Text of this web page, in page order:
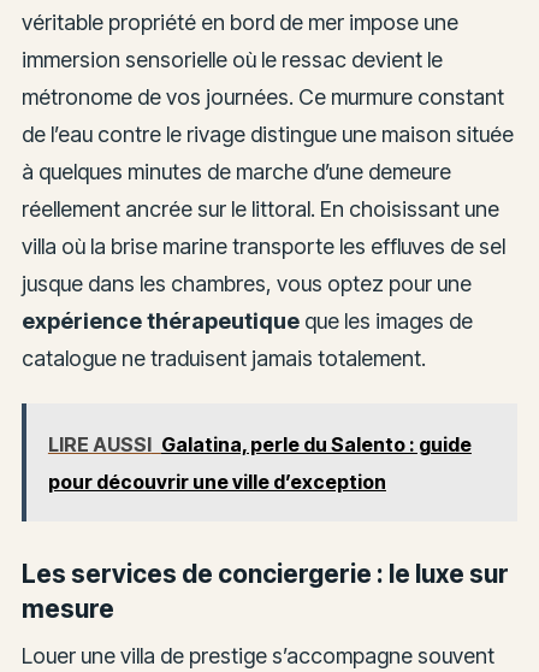
véritable propriété en bord de mer impose une
immersion sensorielle où le ressac devient le
métronome de vos journées. Ce murmure constant
de l’eau contre le rivage distingue une maison située
à quelques minutes de marche d’une demeure
réellement ancrée sur le littoral. En choisissant une
villa où la brise marine transporte les effluves de sel
jusque dans les chambres, vous optez pour une
expérience thérapeutiqueque les images de
catalogue ne traduisent jamais totalement.
LIRE AUSSI Galatina, perle du Salento : guide
pour découvrir une ville d’exception
Les services de conciergerie : le luxe sur
mesure
Louer une villa de prestige s’accompagne souvent